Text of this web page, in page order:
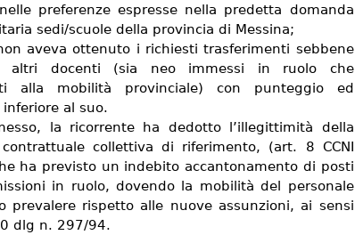
preferenze espresse nella predetta domanda
sedi/scuole della provincia di Messina;
aveva ottenuto i richiesti trasferimenti sebbene
altri docenti (sia neo immessi in ruolo che
alla mobilità provinciale) con punteggio ed
al suo.
la ricorrente ha dedotto l’illegittimità della
collettiva di riferimento, (art. 8 CCNI
ha previsto un indebito accantonamento di posti
in ruolo, dovendo la mobilità del personale
prevalere rispetto alle nuove assunzioni, ai sensi
dlg n. 297/94.